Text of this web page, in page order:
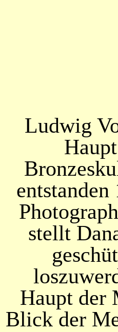
Ludwig
stellt
Haupt der
Blick der